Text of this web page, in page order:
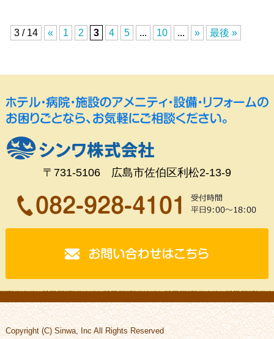
3 / 14 « 1 2 3 4 5 ... 10 ... » 最後 »
〒731-5106 広島市佐伯区利松2-13-9
Copyright (C) Sinwa, Inc All Rights Reserved